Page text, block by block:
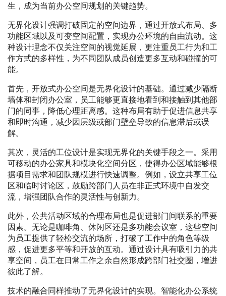
生，成为当前办公空间规划的关键趋势。
无界化设计强调打破固定的空间边界，通过开放式布局、多
功能区域以及可变空间配置，实现办公环境的自由流动。这
种设计理念不仅关注空间的视觉延展，更注重员工行为和工
作方式的多样性，为不同团队成员创造更多互动和碰撞的可
能。
首先，开放式办公空间是无界化设计的基础。通过减少隔断
墙体和封闭办公室，员工能够更直接地看到和接触到其他部
门的同事，降低心理距离感。这种布局有助于促进信息共享
和即时沟通，减少因层级或部门壁垒导致的信息滞后或误
解。
其次，灵活的工位设计是实现无界化的关键手段之一。采用
可移动的办公家具和模块化空间分区，使得办公区域能够根
据项目需求和团队规模进行快速调整。例如，设立共享工位
区和临时讨论区，鼓励跨部门人员在非正式环境中自发交
流，增强团队合作的灵活性与创新力。
此外，公共活动区域的合理布局也是促进部门间联系的重要
因素。无论是咖啡角、休闲区还是多功能会议室，这些空间
为员工提供了轻松交流的场所，打破了工作中的角色等级
感，促进更多平等和开放的互动。通过设计具有吸引力的共
享空间，员工在日常工作之余自然形成跨部门社交圈，增进
彼此了解。
技术的融合同样推动了无界化设计的实现。智能化办公系统